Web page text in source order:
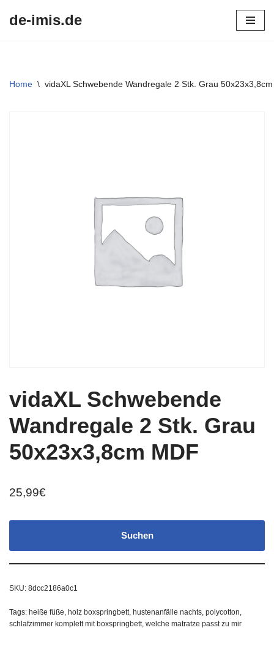
de-imis.de
Home \ vidaXL Schwebende Wandregale 2 Stk. Grau
vidaXL Schwebende
Wandregale 2 Stk. Grau
50x23x3,8cm MDF
25,99€
Suchen
SKU: 8dcc2186a0c1
Tags: heiße füße, holz boxspringbett, hustenanfälle nachts, polycotton,
schlafzimmer komplett mit boxspringbett, welche matratze passt zu mir